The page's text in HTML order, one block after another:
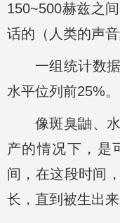
150~500赫兹之
话的（人类的声
一组统计数
水平位列前25%。
像斑臭鼬、
产的情况下，是
间，在这段时间
长，直到被生出来